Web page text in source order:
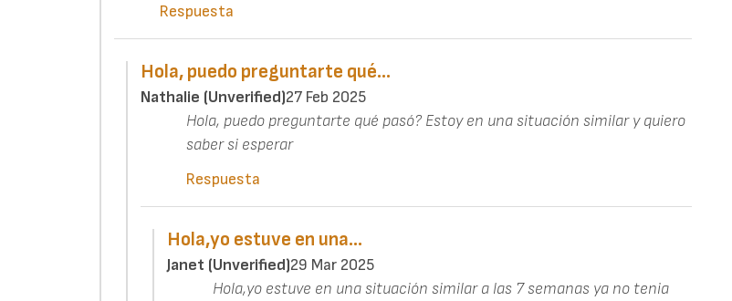
Respuesta
Hola, puedo preguntarte qué…
Nathalie (unverified)27 Feb 2025
Hola, puedo preguntarte qué pasó? Estoy en una situación similar y quiero
saber si esperar
Respuesta
Hola,yo estuve en una…
Janet (unverified)29 Mar 2025
Hola,yo estuve en una situación similar a las 7 semanas ya no tenia